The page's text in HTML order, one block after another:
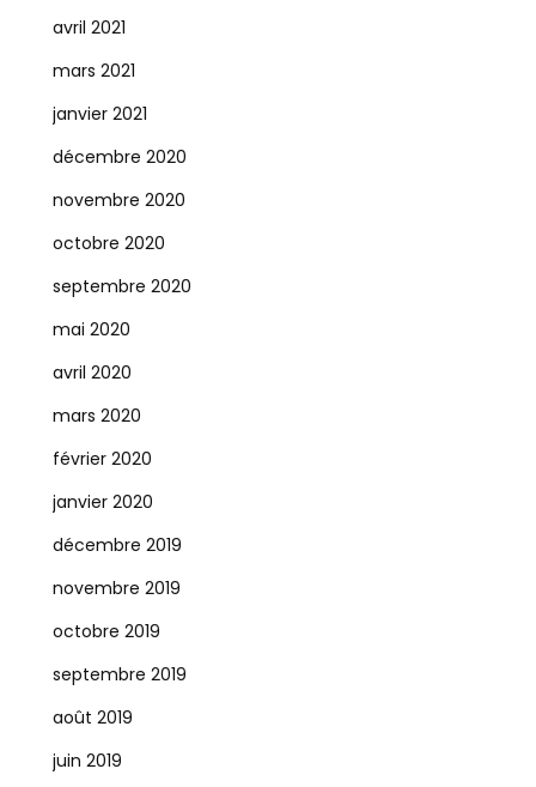
avril 2021
mars 2021
janvier 2021
décembre 2020
novembre 2020
octobre 2020
septembre 2020
mai 2020
avril 2020
mars 2020
février 2020
janvier 2020
décembre 2019
novembre 2019
octobre 2019
septembre 2019
août 2019
juin 2019